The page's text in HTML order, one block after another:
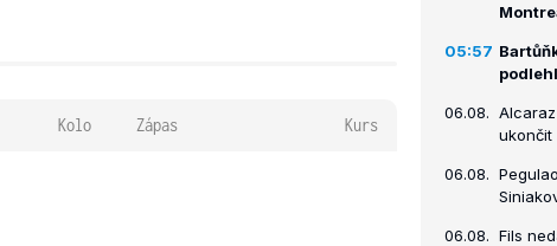
Kolo Zápas Kurs
05:57
06.08.
ukončit
06.08.
06.08. Fils